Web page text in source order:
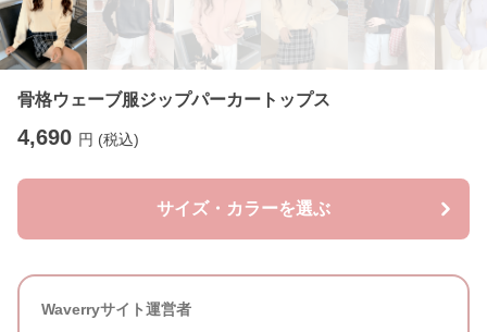
骨格ウェーブ服ジップパーカートップス
4,690 円 (税込)
サイズ・カラーを選ぶ
Waverryサイト運営者